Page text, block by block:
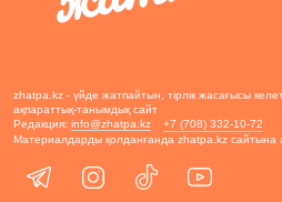
zhatpa.kz - үйде жатпайтын, тірлік жасағысы
ақпараттық-танымдық сайт
Редакция: info@zhatpa.kz
+7 (708) 332-10-72
Материалдарды қолданғанда zhatpa.kz сайтына